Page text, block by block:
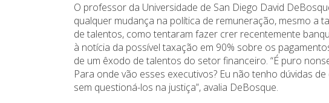
O professor da Universidade de San Diego David
qualquer mudança na política de remuneração, mesmo a
de talentos, como tentaram fazer crer recentemente
à notícia da possível taxação em 90% sobre os
de um êxodo de talentos do setor financeiro. “É puro
Para onde vão esses executivos? Eu não tenho dúvidas
sem questioná-los na justiça”, avalia DeBosque.